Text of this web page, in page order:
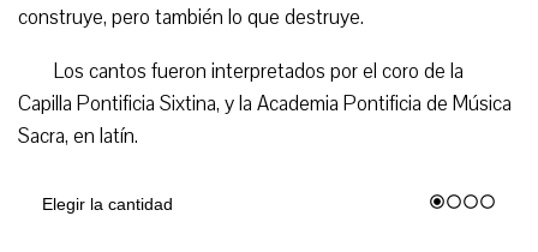
construye, pero también lo que destruye.
Los cantos fueron interpretados por el coro de la
Capilla Pontificia Sixtina, y la Academia Pontificia de Música
Sacra, en latín.